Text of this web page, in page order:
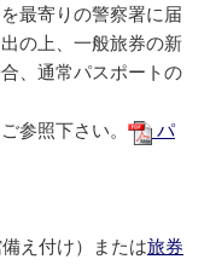
最寄りの警察署に届
の上、一般旅券の新
、通常パスポートの
参照下さい。
パ
え付け）または旅券